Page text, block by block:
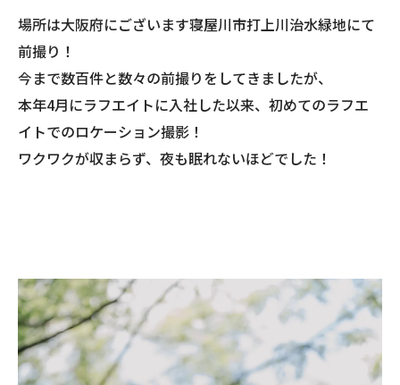
場所は大阪府にございます寝屋川市打上川治水緑地にて
前撮り！
今まで数百件と数々の前撮りをしてきましたが、
本年4月にラフエイトに入社した以来、初めてのラフエ
イトでのロケーション撮影！
ワクワクが収まらず、夜も眠れないほどでした！